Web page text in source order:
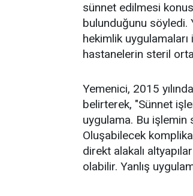
sünnet edilmesi
bulunduğunu söyledi.
hekimlik
hastanelerin steril
Yemenici, 2015
belirterek, "Sünnet
uygulama. Bu işlemin
Oluşabilecek
direkt alakalı
olabilir. Yanlış